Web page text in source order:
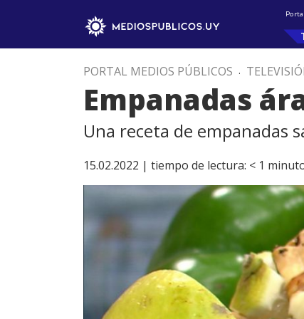
PORTAL MEDIOS PÚBLICOS .
Empanadas
Una receta de empanadas
15.02.2022 | tiempo de lectura: < 1